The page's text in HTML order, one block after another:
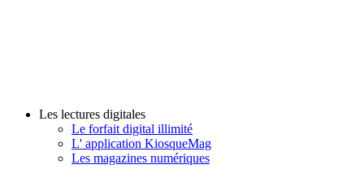
Les lectures digitales
Le forfait digital illimité
L' application KiosqueMag
Les magazines numériques